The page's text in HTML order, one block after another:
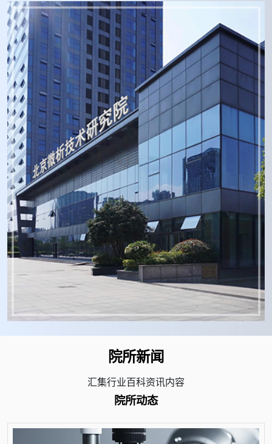
院所新闻
汇集行业百科资讯内容
院所动态